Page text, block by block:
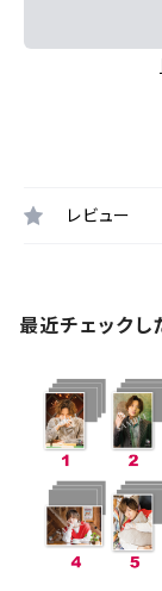
レビュー
最近チェックし